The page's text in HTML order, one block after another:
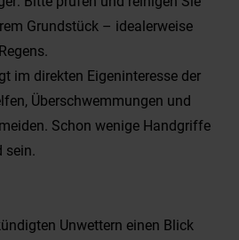
Grundstück – idealerweise
im direkten Eigeninteresse der
Überschwemmungen und
Schon wenige Handgriffe
sein.
Unwettern einen Blick